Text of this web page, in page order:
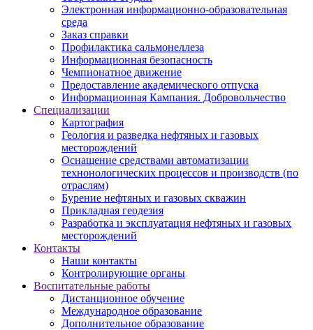
Электронная информационно-образовательная
среда
Заказ справки
Профилактика сальмонеллеза
Информационная безопасность
Чемпионатное движение
Предоставление академического отпуска
Информационная Кампания. Добровольчество
Специализации
Картография
Геология и разведка нефтяных и газовых
месторождений
Оснащение средствами автоматизации
технонологических процессов и производств (по
отраслям)
Бурение нефтяных и газовых скважин
Прикладная геодезия
Разработка и эксплуатация нефтяных и газовых
месторождений
Контакты
Наши контакты
Контролирующие органы
Воспитательные работы
Дистанционное обучение
Международное образование
Дополнительное образование